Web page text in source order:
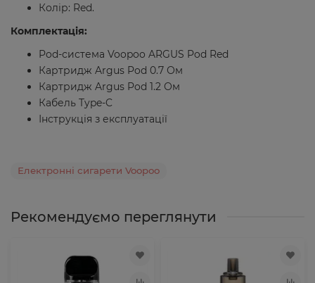
Колір: Red.
Комплектація:
Pod-система Voopoo ARGUS Pod Red
Картридж Argus Pod 0.7 Ом
Картридж Argus Pod 1.2 Ом
Кабель Type-C
Інструкція з експлуатації
Електронні сигарети Voopoo
Рекомендуємо переглянути